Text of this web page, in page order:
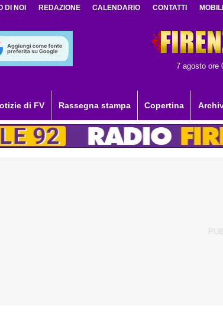
DI NOI REDAZIONE CALENDARIO CONTATTI
7 agosto ore
di FV Rassegna stampa Copertina